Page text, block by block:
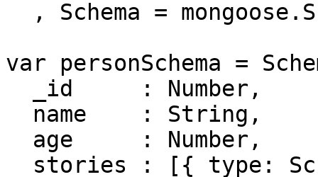
var personSchema =